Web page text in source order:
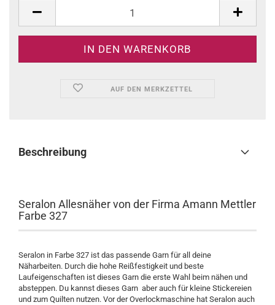
AUF DEN MERKZETTEL
Beschreibung
Seralon Allesnäher von der Firma Amann Mettler
Farbe 327
Seralon in Farbe 327 ist das passende Garn für all deine
Näharbeiten. Durch die hohe Reißfestigkeit und beste
Laufeigenschaften ist dieses Garn die erste Wahl beim nähen und
absteppen. Du kannst dieses Garn aber auch für kleine Stickereien
und zum Quilten nutzen. Vor der Overlockmaschine hat Seralon auch